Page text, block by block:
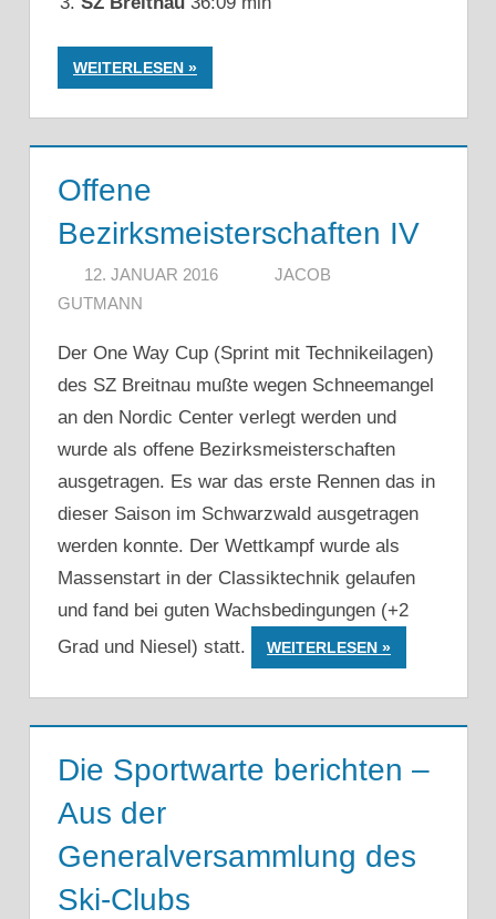
WEITERLESEN
Offene
Bezirksmeisterschaften IV
12. JANUAR 2016
JACOB
GUTMANN
Der One Way Cup (Sprint mit Technikeilagen)
des SZ Breitnau mußte wegen Schneemangel
an den Nordic Center verlegt werden und
wurde als offene Bezirksmeisterschaften
ausgetragen. Es war das erste Rennen das in
dieser Saison im Schwarzwald ausgetragen
werden konnte. Der Wettkampf wurde als
Massenstart in der Classiktechnik gelaufen
und fand bei guten Wachsbedingungen (+2
Grad und Niesel) statt.
WEITERLESEN
Die Sportwarte berichten –
Aus der
Generalversammlung des
Ski-Clubs